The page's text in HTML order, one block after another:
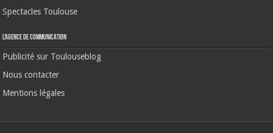
Spectacles Toulouse
L’agence de communication
Publicité sur Toulouseblog
Nous contacter
Mentions légales